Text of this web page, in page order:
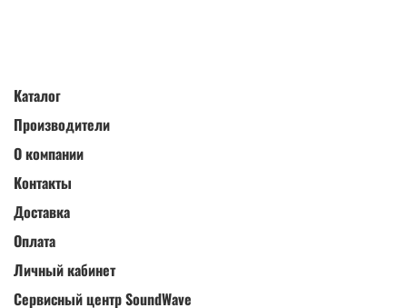
Каталог
Производители
О компании
Контакты
Доставка
Оплата
Личный кабинет
Сервисный центр SoundWave